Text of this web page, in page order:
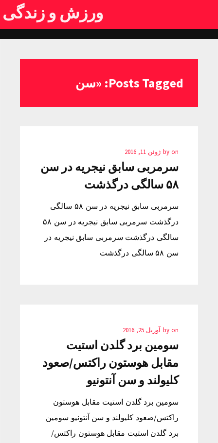
ورزش و زندگی
Posts Tagged: «سن
by on ژوئن 11, 2016
سرمربی سابق نیجریه در سن
۵۸ سالگی درگذشت
سرمربی سابق نیجریه در سن ۵۸ سالگی
درگذشت سرمربی سابق نیجریه در سن ۵۸
سالگی درگذشت سرمربی سابق نیجریه در
سن ۵۸ سالگی درگذشت
by on آوریل 25, 2016
سومین برد گلدن استیت
مقابل هوستون راکتس/صعود
کلیولند و سن آنتونیو
سومین برد گلدن استیت مقابل هوستون
راکتس/صعود کلیولند و سن آنتونیو سومین
برد گلدن استیت مقابل هوستون راکتس/